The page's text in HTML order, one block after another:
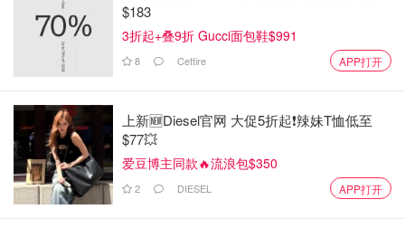
煮焦糖：
$183
3折起+叠9折 Gucci面包鞋$991
8 Cettire APP打开
上新🆕Diesel官网 大促5折起❗️辣妹T恤低至
$77💥
爱豆博主同款🔥流浪包$350
2 DIESEL APP打开